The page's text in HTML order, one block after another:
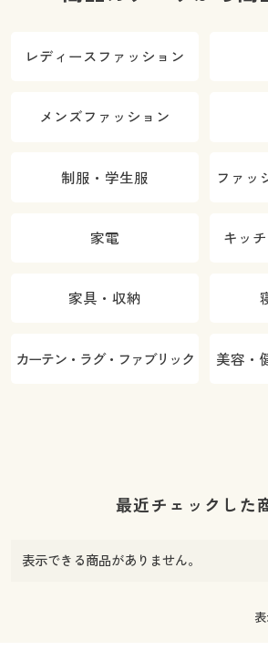
レディースファッション
メンズファッション
制服・学生服 ファッ
家電 キッ
家具・収納
カーテン・ラグ・ファブリック 美容・
最近チェックした
表示できる商品がありません。